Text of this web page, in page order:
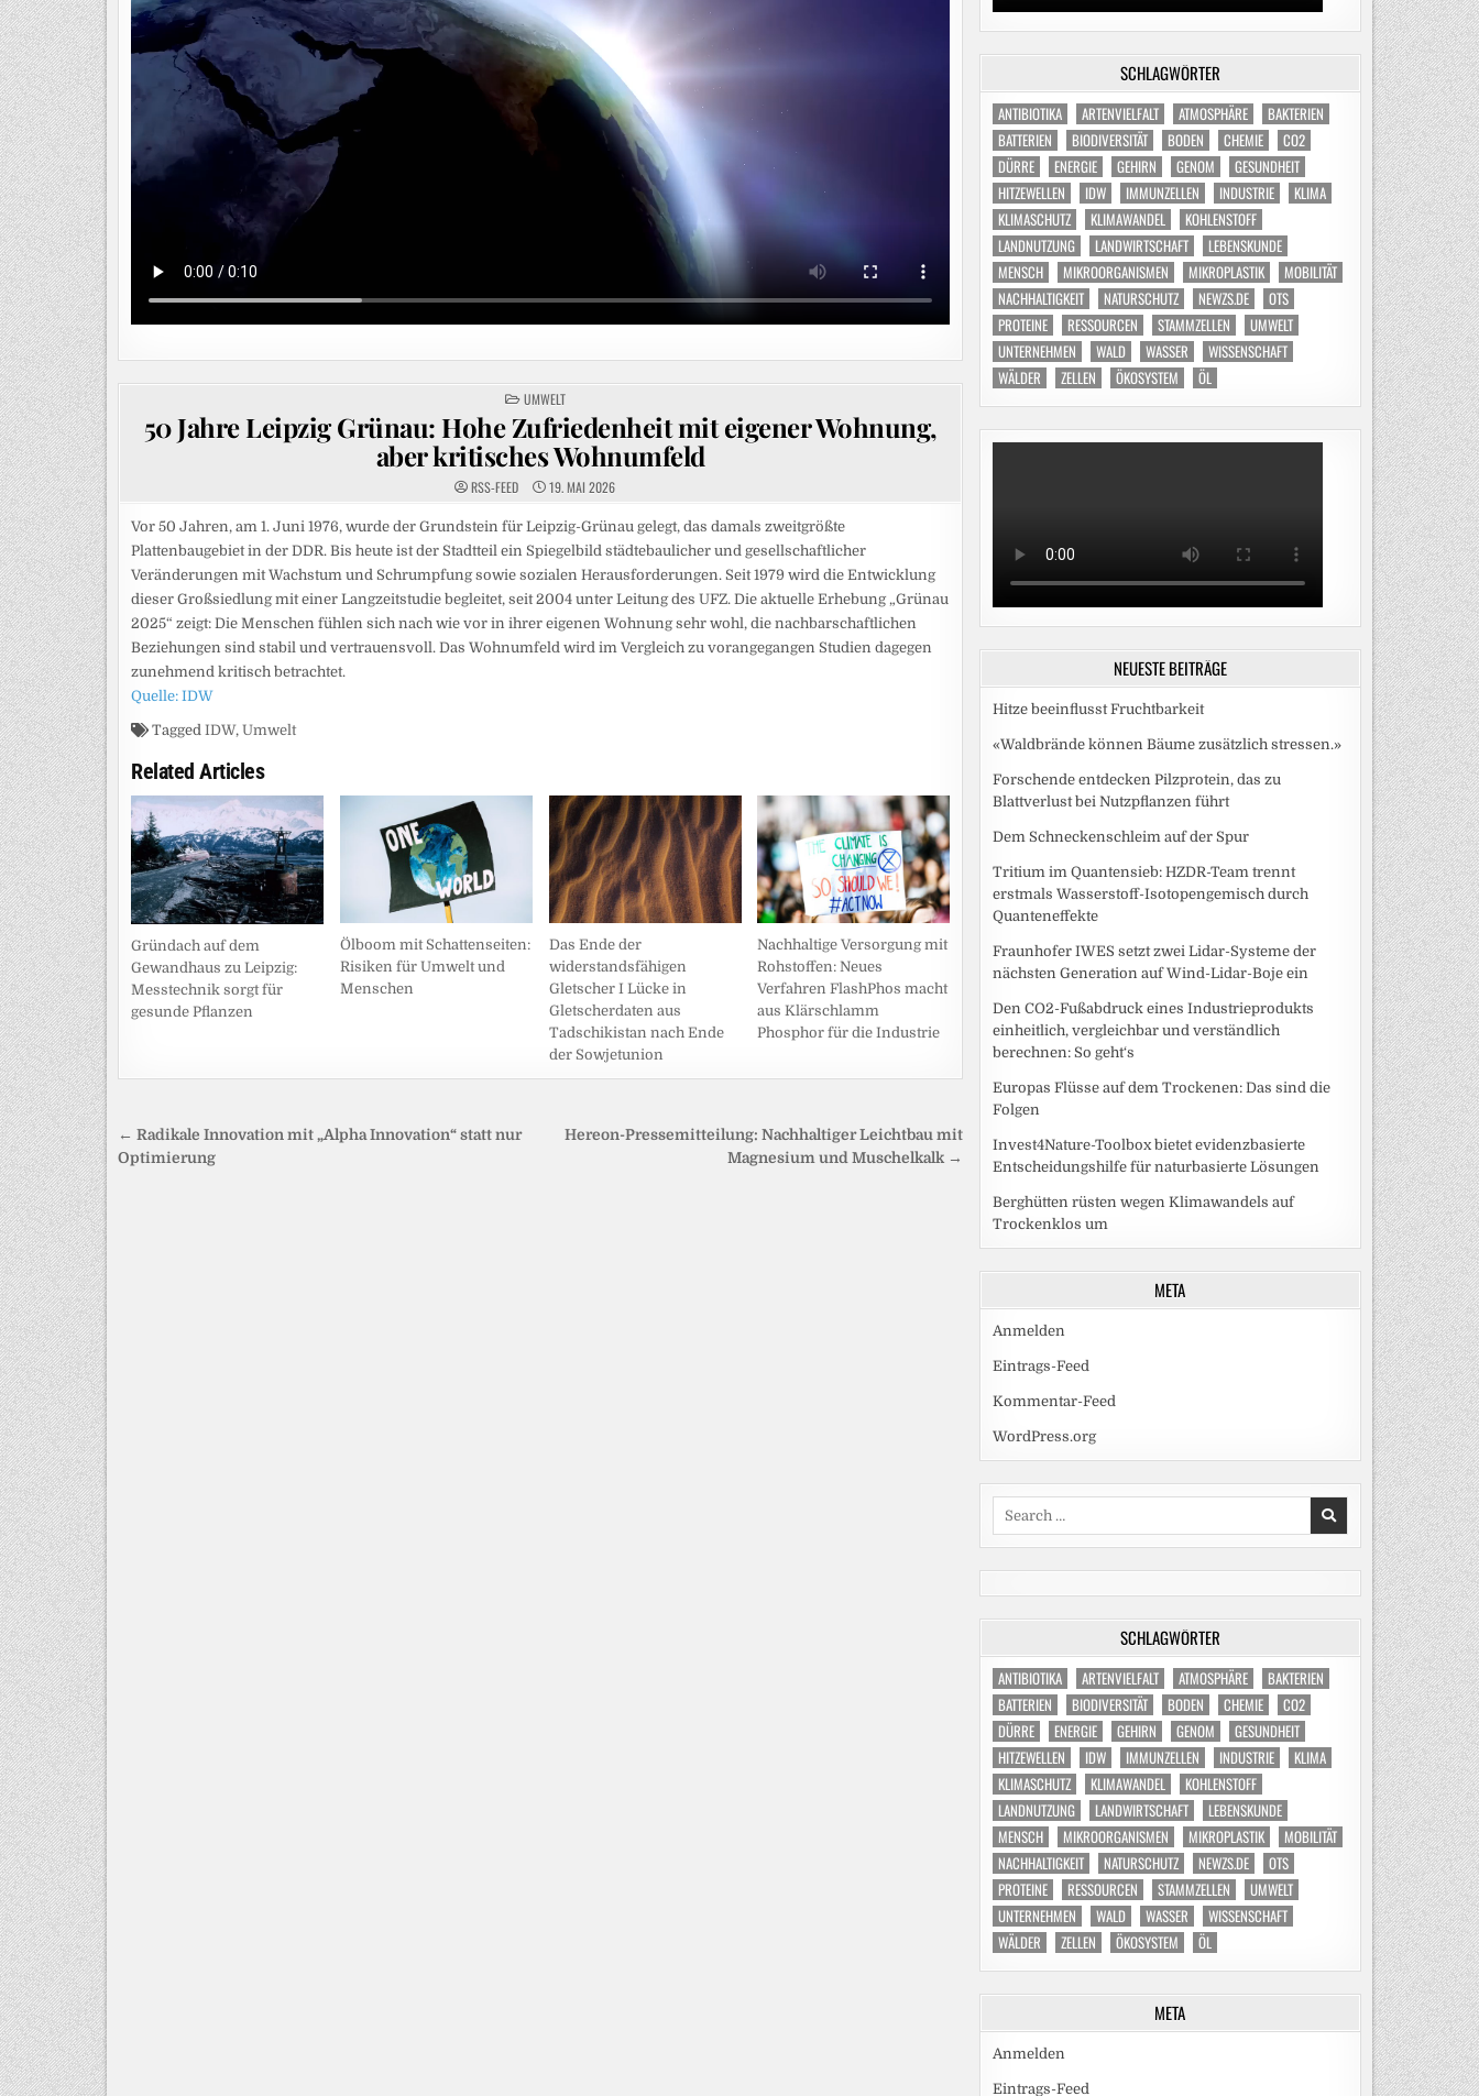
POSTED
IN
UMWELT
50 Jahre Leipzig Grünau: Hohe Zufriedenheit mit eigener Wohnung,
aber kritisches Wohnumfeld
RSS-FEED 19. MAI 2026
Vor 50 Jahren, am 1. Juni 1976, wurde der Grundstein für Leipzig-Grünau gelegt, das damals zweitgrößte
Plattenbaugebiet in der DDR. Bis heute ist der Stadtteil ein Spiegelbild städtebaulicher und gesellschaftlicher
Veränderungen mit Wachstum und Schrumpfung sowie sozialen Herausforderungen. Seit 1979 wird die Entwicklung
dieser Großsiedlung mit einer Langzeitstudie begleitet, seit 2004 unter Leitung des UFZ. Die aktuelle Erhebung „Grünau
2025“ zeigt: Die Menschen fühlen sich nach wie vor in ihrer eigenen Wohnung sehr wohl, die nachbarschaftlichen
Beziehungen sind stabil und vertrauensvoll. Das Wohnumfeld wird im Vergleich zu vorangegangen Studien dagegen
zunehmend kritisch betrachtet.
Quelle: IDW
Tagged IDW, Umwelt
Related Articles
Gründach auf dem
Gewandhaus zu Leipzig:
Messtechnik sorgt für
gesunde Pflanzen
Ölboom mit Schattenseiten:
Risiken für Umwelt und
Menschen
Das Ende der
widerstandsfähigen
Gletscher I Lücke in
Gletscherdaten aus
Tadschikistan nach Ende
der Sowjetunion
Nachhaltige Versorgung mit
Rohstoffen: Neues
Verfahren FlashPhos macht
aus Klärschlamm
Phosphor für die Industrie
Beitragsnavigation
Hereon-Pressemitteilung: Nachhaltiger Leichtbau mit
Magnesium und Muschelkalk →
← Radikale Innovation mit „Alpha Innovation“ statt nur
Optimierung
SCHLAGWÖRTER
ANTIBIOTIKA ARTENVIELFALT ATMOSPHÄRE
BAKTERIEN
BATTERIEN
BIODIVERSITÄT BODEN CHEMIE
CO2
DÜRRE
ENERGIE GEHIRN GENOM
GESUNDHEIT
HITZEWELLEN
IDW IMMUNZELLEN INDUSTRIE
KLIMA
KLIMASCHUTZ
KLIMAWANDEL
KOHLENSTOFF
LANDNUTZUNG
LANDWIRTSCHAFT
LEBENSKUNDE
MENSCH
MIKROORGANISMEN MIKROPLASTIK
MOBILITÄT
NACHHALTIGKEIT
NATURSCHUTZ NEWZS.DE
OTS
PROTEINE
RESSOURCEN STAMMZELLEN
UMWELT
UNTERNEHMEN
WALD WASSER
WISSENSCHAFT
WÄLDER
ZELLEN ÖKOSYSTEM ÖL
NEUESTE BEITRÄGE
Hitze beeinflusst Fruchtbarkeit
«Waldbrände können Bäume zusätzlich stressen.»
Forschende entdecken Pilzprotein, das zu
Blattverlust bei Nutzpflanzen führt
Dem Schneckenschleim auf der Spur
Tritium im Quantensieb: HZDR-Team trennt
erstmals Wasserstoff-Isotopengemisch durch
Quanteneffekte
Fraunhofer IWES setzt zwei Lidar-Systeme der
nächsten Generation auf Wind-Lidar-Boje ein
Den CO2-Fußabdruck eines Industrieprodukts
einheitlich, vergleichbar und verständlich
berechnen: So geht‘s
Europas Flüsse auf dem Trockenen: Das sind die
Folgen
Invest4Nature-Toolbox bietet evidenzbasierte
Entscheidungshilfe für naturbasierte Lösungen
Berghütten rüsten wegen Klimawandels auf
Trockenklos um
META
Anmelden
Eintrags-Feed
Kommentar-Feed
WordPress.org
SCHLAGWÖRTER
ANTIBIOTIKA ARTENVIELFALT ATMOSPHÄRE
BAKTERIEN
BATTERIEN
BIODIVERSITÄT BODEN CHEMIE
CO2
DÜRRE
ENERGIE GEHIRN GENOM
GESUNDHEIT
HITZEWELLEN
IDW IMMUNZELLEN INDUSTRIE
KLIMA
KLIMASCHUTZ
KLIMAWANDEL
KOHLENSTOFF
LANDNUTZUNG
LANDWIRTSCHAFT
LEBENSKUNDE
MENSCH
MIKROORGANISMEN MIKROPLASTIK
MOBILITÄT
NACHHALTIGKEIT
NATURSCHUTZ NEWZS.DE
OTS
PROTEINE
RESSOURCEN STAMMZELLEN
UMWELT
UNTERNEHMEN
WALD WASSER
WISSENSCHAFT
WÄLDER
ZELLEN ÖKOSYSTEM ÖL
META
Anmelden
Eintrags-Feed